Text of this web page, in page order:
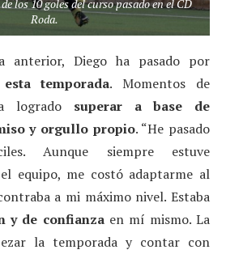
los 10 goles del curso pasado en el CD
Roda.
anterior, Diego ha pasado por
temporada. Momentos de
logrado superar a base de
y orgullo propio. “He pasado
Aunque siempre estuve
equipo, me costó adaptarme al
a mi máximo nivel. Estaba
y de confianzaen mí mismo. La
la temporada y contar con